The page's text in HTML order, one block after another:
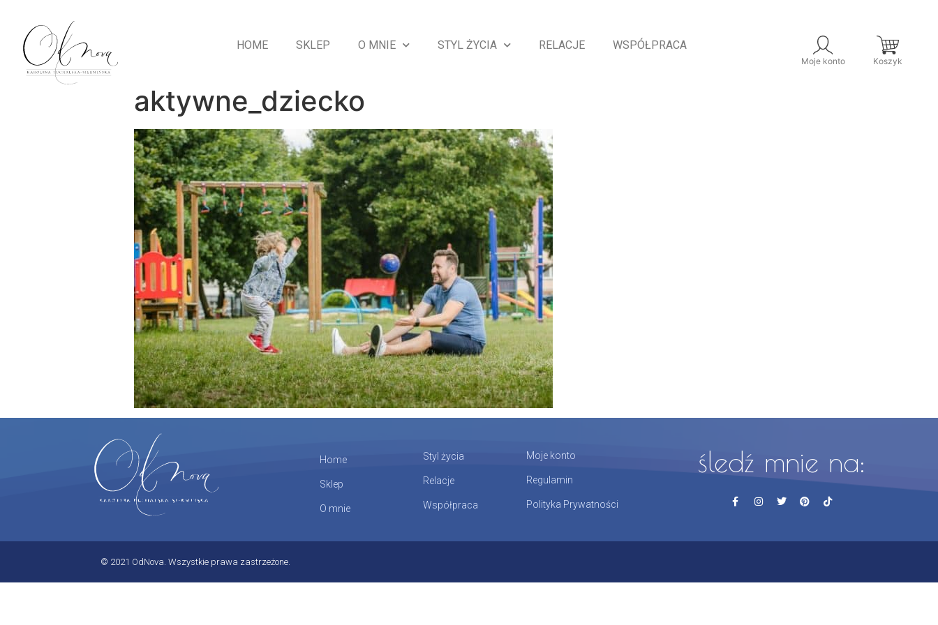
HOME SKLEP O MNIE STYL ŻYCIA RELACJE WSPÓŁPRACA
Moje konto Koszyk
aktywne_dziecko
Home
Sklep
O mnie
Styl życia
Relacje
Współpraca
Moje konto
Regulamin
Polityka Prywatności
śledź mnie na:
© 2021 OdNova. Wszystkie prawa zastrzeżone.